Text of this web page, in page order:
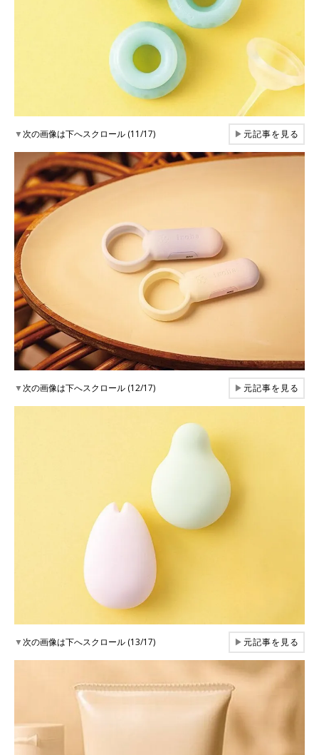
▼次の画像は下へスクロール (11/17) ▶元記事を見る
▼次の画像は下へスクロール (12/17) ▶元記事を見る
▼次の画像は下へスクロール (13/17) ▶元記事を見る